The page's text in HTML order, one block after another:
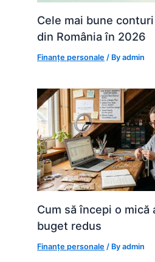
Cele mai bune
din România în 2026
Finanțe personale / Byadmin
Cum să începi o mică
buget redus
Finanțe personale / Byadmin